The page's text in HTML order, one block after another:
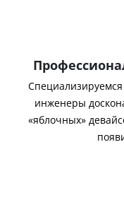
инженеры
«яблочных»